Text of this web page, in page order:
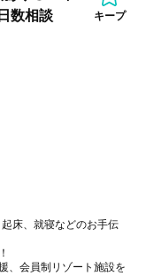
数相談
キープ
床、就寝などのお手伝
、会員制リゾート施設を